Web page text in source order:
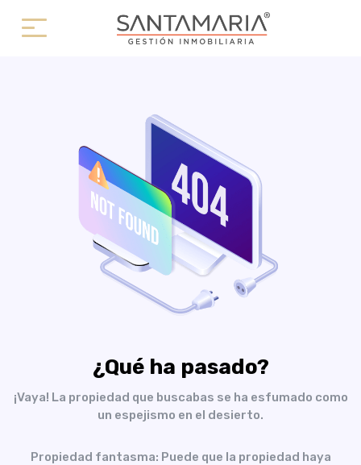
¿Qué ha pasado?
¡Vaya! La propiedad que buscabas se ha esfumado como
un espejismo en el desierto.
Propiedad fantasma: Puede que la propiedad haya